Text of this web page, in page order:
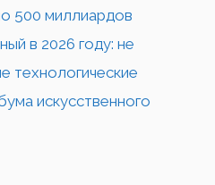
500 миллиардов
в 2026 году: не
технологические
искусственного